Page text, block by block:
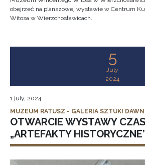
obejrzeć na planszowej wystawie w Centrum
Witosa w Wierzchosławicach.
5
July
2024
1 july, 2024
MUZEUM RATUSZ - GALERIA SZTUKI
OTWARCIE WYSTAWY
„ARTEFAKTY